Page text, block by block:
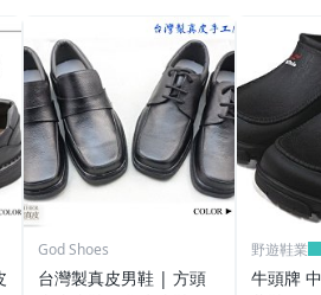
God Shoes
台灣製真皮男鞋 | 方頭
野遊鞋業
牛頭牌